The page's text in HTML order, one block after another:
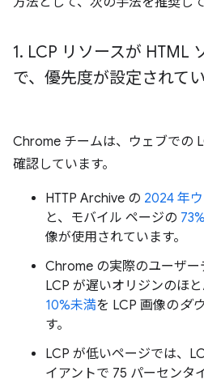
1. LCP リソースが HTML
で、優先度が設定されて
Chrome チームは、ウェブでの
確認しています。
HTTP Archive の 2024 年
と、モバイル ページの 73%
像が使用されています。
Chrome の実際のユーザー
LCP が遅いオリジンのほ
10%未満を LCP 画像のダ
す。
LCP が低いページでは、
イアントで 75 パーセンタ